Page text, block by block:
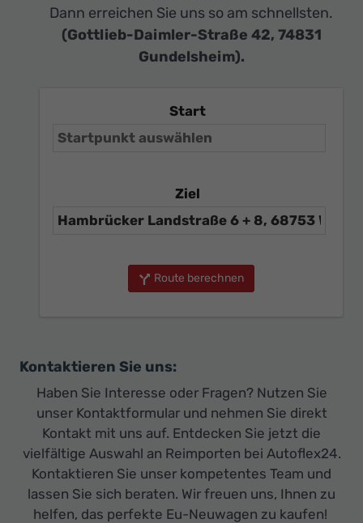
Dann erreichen Sie uns so am schnellsten.
(Gottlieb-Daimler-Straße 42, 74831
Gundelsheim).
Start
Ziel
Route berechnen
Kontaktieren Sie uns:
Haben Sie Interesse oder Fragen? Nutzen Sie
unser Kontaktformular und nehmen Sie direkt
Kontakt mit uns auf. Entdecken Sie jetzt die
vielfältige Auswahl an Reimporten bei Autoflex24.
Kontaktieren Sie unser kompetentes Team und
lassen Sie sich beraten. Wir freuen uns, Ihnen zu
helfen, das perfekte Eu-Neuwagen zu kaufen!